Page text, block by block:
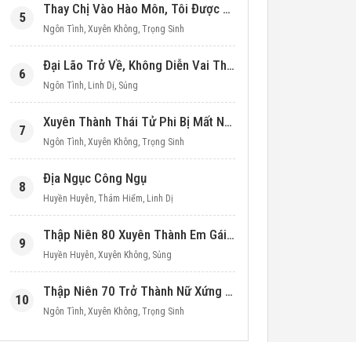
5
Thay Chị Vào Hào Môn, Tôi Được Cưng Chiều Hết Mực (Thập Niên 90)
Ngôn Tình, Xuyên Không, Trọng Sinh
6
Đại Lão Trở Về, Không Diễn Vai Thiên Kim Giả Nữa
Ngôn Tình, Linh Dị, Sủng
7
Xuyên Thành Thái Tử Phi Bị Mất Nước
Ngôn Tình, Xuyên Không, Trọng Sinh
8
Địa Ngục Công Ngụ
Huyền Huyễn, Thám Hiểm, Linh Dị
9
Thập Niên 80 Xuyên Thành Em Gái Học Bá
Huyền Huyễn, Xuyên Không, Sủng
10
Thập Niên 70 Trở Thành Nữ Xứng Nuôi Con Làm Giàu
Ngôn Tình, Xuyên Không, Trọng Sinh